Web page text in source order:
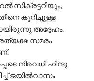
സിക്രട്ടറിയും,
കുറിച്ചുള്ള
അദ്ദേഹം.
സമരം
നിരവധി ഹിന്ദു
ജയിൽവാസം